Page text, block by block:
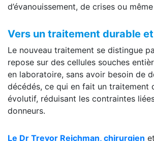
d’évanouissement, de crises ou
Vers un traitement durable
Le nouveau traitement se distingue
repose sur des cellules souches
en laboratoire, sans avoir besoin de
décédés, ce qui en fait un traitement
évolutif, réduisant les contraintes
donneurs.
Le Dr Trevor Reichman, chirurgien